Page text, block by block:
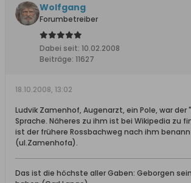
Wolfgang
Forumbetreiber
Dabei seit: 10.02.2008
Beiträge: 11627
18.10.2008, 13:02
Ludvik Zamenhof, Augenarzt, ein Pole, war der
Sprache. Näheres zu ihm ist bei Wikipedia zu
ist der frühere Rossbachweg nach ihm
(ul.Zamenhofa).
Das ist die höchste aller Gaben: Geborgen